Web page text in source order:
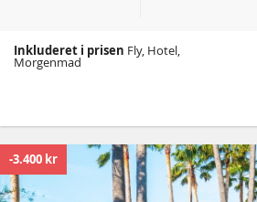
Inkluderet i prisen Fly, Hotel,
Morgenmad
-3.400 kr